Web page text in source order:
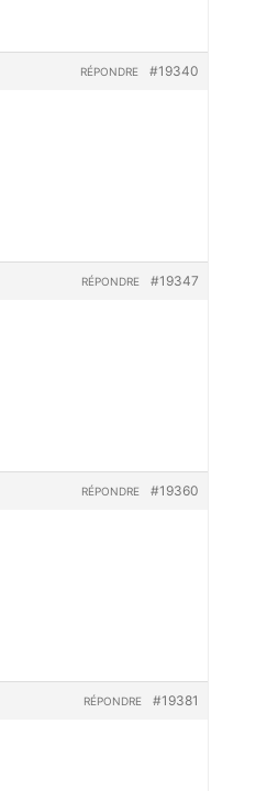
#19340
RÉPONDRE
#19347
RÉPONDRE
#19360
RÉPONDRE
#19381
RÉPONDRE